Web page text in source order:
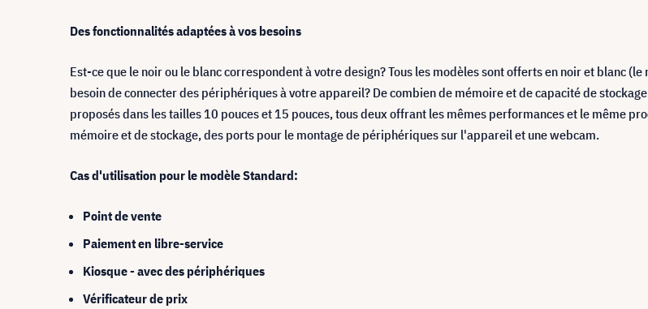
Des fonctionnalités adaptées à vos besoins
Est-ce que le noir ou le blanc correspondent à votre design? Tous les modèles sont offerts en noir et blanc
besoin de connecter des périphériques à votre appareil? De combien de mémoire et de capacité de
proposés dans les tailles 10 pouces et 15 pouces, tous deux offrant les mêmes performances et le même
mémoire et de stockage, des ports pour le montage de périphériques sur l'appareil et une webcam.
Cas d'utilisation pour le modèle Standard:
Point de vente
Paiement en libre-service
Kiosque - avec des périphériques
Vérificateur de prix